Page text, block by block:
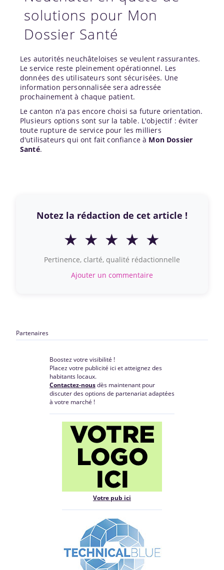
solutions pour Mon
Dossier Santé
Les autorités neuchâteloises se veulent rassurantes.
Le service reste pleinement opérationnel. Les
données des utilisateurs sont sécurisées. Une
information personnalisée sera adressée
prochainement à chaque patient.
Le canton n'a pas encore choisi sa future orientation.
Plusieurs options sont sur la table. L'objectif : éviter
toute rupture de service pour les milliers
d'utilisateurs qui ont fait confiance à Mon Dossier
Santé.
Notez la rédaction de cet article !
★ ★ ★ ★ ★
Pertinence, clarté, qualité rédactionnelle
Ajouter un commentaire
Partenaires
Boostez votre visibilité !
Placez votre publicité ici et atteignez des
habitants locaux.
Contactez-nousdès maintenant pour
discuter des options de partenariat adaptées
à votre marché !
Votre pub ici